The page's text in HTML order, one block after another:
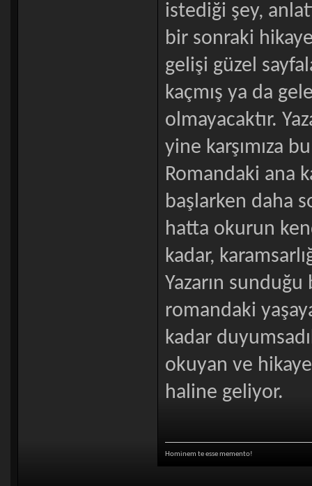
istediği şey,
bir sonraki
gelişi güzel
kaçmış ya da
olmayacaktır.
yine karşımıza
Romandaki ana
başlarken daha
hatta okurun
kadar,
Yazarın
romandaki
kadar
okuyan ve
haline geliyor.
Hominem te esse memento!